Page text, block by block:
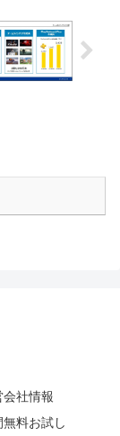
会社情報
無料お試し